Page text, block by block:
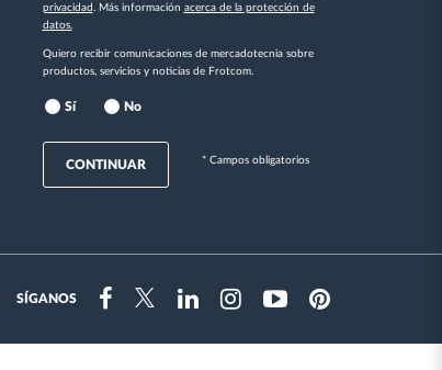
privacidad
. Más información acerca de la protección de
datos.
Quiero recibir comunicaciones de mercadotecnia sobre
productos, servicios y noticias de Frotcom.
Sí No
CONTINUAR * Campos obligatorios
SÍGANOS
FacebookTwitterLinkedinInstragramYoutubePinterest